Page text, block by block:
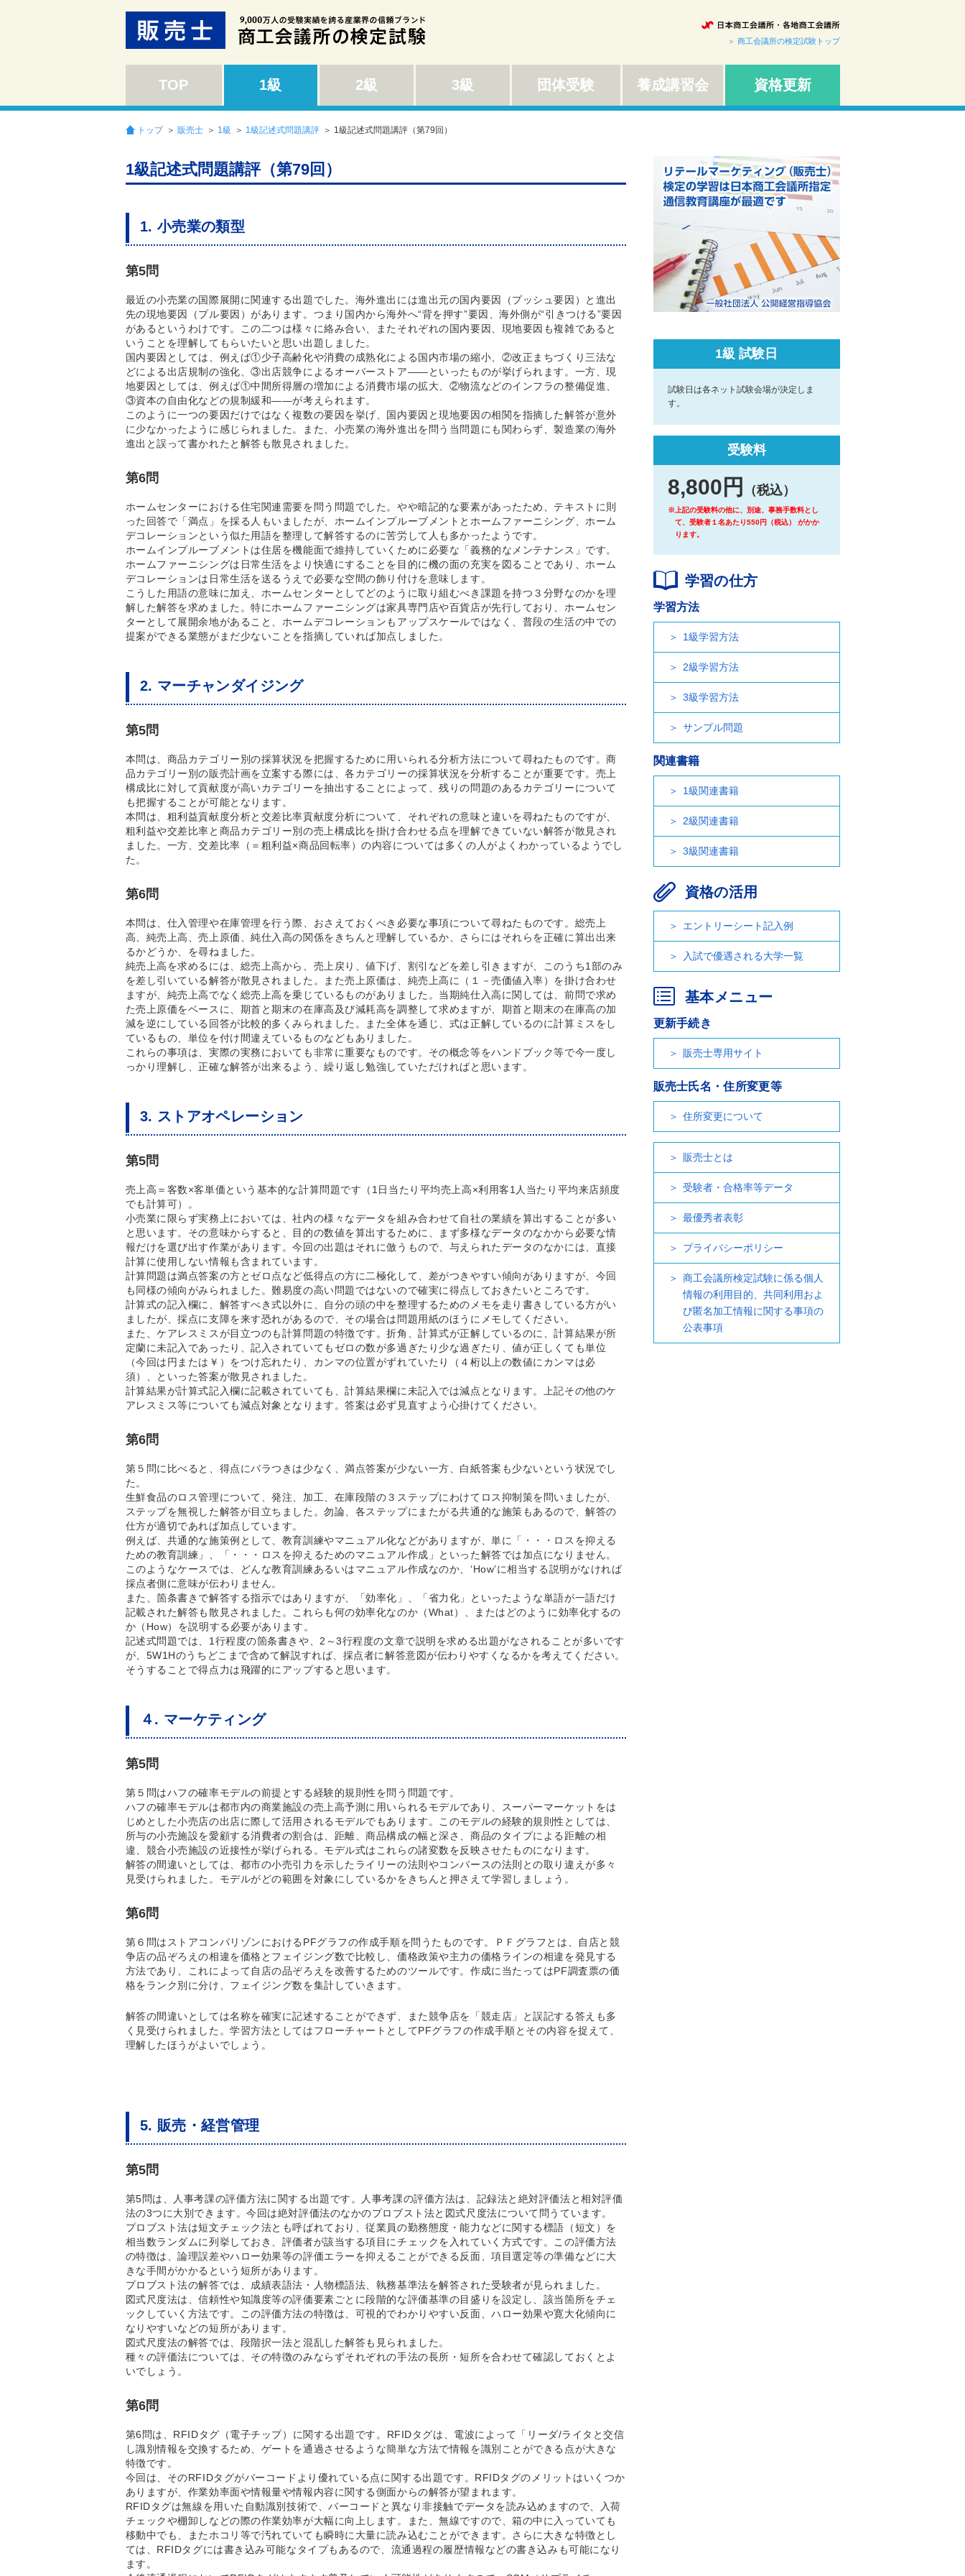
＞ 商工会議所の検定試験トップ
TOP 1級 2級 3級 団体受験 養成講習会 資格更新
トップ ＞ 販売士 ＞ 1級 ＞ 1級記述式問題講評 ＞ 1級記述式問題講評（第79回）
1級記述式問題講評（第79回）
1. 小売業の類型
第5問
最近の小売業の国際展開に関連する出題でした。海外進出には進出元の国内要因（プッシュ要因）と進出
先の現地要因（プル要因）があります。つまり国内から海外へ“背を押す”要因、海外側が“引きつける”要因
があるというわけです。この二つは様々に絡み合い、またそれぞれの国内要因、現地要因も複雑であると
いうことを理解してもらいたいと思い出題しました。
国内要因としては、例えば①少子高齢化や消費の成熟化による国内市場の縮小、②改正まちづくり三法な
どによる出店規制の強化、③出店競争によるオーバーストア――といったものが挙げられます。一方、現
地要因としては、例えば①中間所得層の増加による消費市場の拡大、②物流などのインフラの整備促進、
③資本の自由化などの規制緩和――が考えられます。
このように一つの要因だけではなく複数の要因を挙げ、国内要因と現地要因の相関を指摘した解答が意外
に少なかったように感じられました。また、小売業の海外進出を問う当問題にも関わらず、製造業の海外
進出と誤って書かれたと解答も散見されました。
第6問
ホームセンターにおける住宅関連需要を問う問題でした。やや暗記的な要素があったため、テキストに則
った回答で「満点」を採る人もいましたが、ホームインプルーブメントとホームファーニシング、ホーム
デコレーションという似た用語を整理して解答するのに苦労して人も多かったようです。
ホームインプルーブメントは住居を機能面で維持していくために必要な「義務的なメンテナンス」です。
ホームファーニシングは日常生活をより快適にすることを目的に機の面の充実を図ることであり、ホーム
デコレーションは日常生活を送るうえで必要な空間の飾り付けを意味します。
こうした用語の意味に加え、ホームセンターとしてどのように取り組むべき課題を持つ３分野なのかを理
解した解答を求めました。特にホームファーニシングは家具専門店や百貨店が先行しており、ホームセン
ターとして展開余地があること、ホームデコレーションもアップスケールではなく、普段の生活の中での
提案ができる業態がまだ少ないことを指摘していれば加点しました。
2. マーチャンダイジング
第5問
本問は、商品カテゴリー別の採算状況を把握するために用いられる分析方法について尋ねたものです。商
品カテゴリー別の販売計画を立案する際には、各カテゴリーの採算状況を分析することが重要です。売上
構成比に対して貢献度が高いカテゴリーを抽出することによって、残りの問題のあるカテゴリーについて
も把握することが可能となります。
本問は、粗利益貢献度分析と交差比率貢献度分析について、それぞれの意味と違いを尋ねたものですが、
粗利益や交差比率と商品カテゴリー別の売上構成比を掛け合わせる点を理解できていない解答が散見され
ました。一方、交差比率（＝粗利益×商品回転率）の内容については多くの人がよくわかっているようでし
た。
第6問
本問は、仕入管理や在庫管理を行う際、おさえておくべき必要な事項について尋ねたものです。総売上
高、純売上高、売上原価、純仕入高の関係をきちんと理解しているか、さらにはそれらを正確に算出出来
るかどうか、を尋ねました。
純売上高を求めるには、総売上高から、売上戻り、値下げ、割引などを差し引きますが、このうち1部のみ
を差し引いている解答が散見されました。また売上原価は、純売上高に（１－売価値入率）を掛け合わせ
ますが、純売上高でなく総売上高を乗じているものがありました。当期純仕入高に関しては、前問で求め
た売上原価をベースに、期首と期末の在庫高及び減耗高を調整して求めますが、期首と期末の在庫高の加
減を逆にしている回答が比較的多くみられました。また全体を通じ、式は正解しているのに計算ミスをし
ているもの、単位を付け間違えているものなどもありました。
これらの事項は、実際の実務においても非常に重要なものです。その概念等をハンドブック等で今一度し
っかり理解し、正確な解答が出来るよう、繰り返し勉強していただければと思います。
3. ストアオペレーション
第5問
売上高＝客数×客単価という基本的な計算問題です（1日当たり平均売上高×利用客1人当たり平均来店頻度
でも計算可）。
小売業に限らず実務上においては、社内の様々なデータを組み合わせて自社の業績を算出することが多い
と思います。その意味からすると、目的の数値を算出するために、まず多様なデータのなかから必要な情
報だけを選び出す作業があります。今回の出題はそれに倣うもので、与えられたデータのなかには、直接
計算に使用しない情報も含まれています。
計算問題は満点答案の方とゼロ点など低得点の方に二極化して、差がつきやすい傾向がありますが、今回
も同様の傾向がみられました。難易度の高い問題ではないので確実に得点しておきたいところです。
計算式の記入欄に、解答すべき式以外に、自分の頭の中を整理するためのメモを走り書きしている方がい
ましたが、採点に支障を来す恐れがあるので、その場合は問題用紙のほうにメモしてください。
また、ケアレスミスが目立つのも計算問題の特徴です。折角、計算式が正解しているのに、計算結果が所
定蘭に未記入であったり、記入されていてもゼロの数が多過ぎたり少な過ぎたり、値が正しくても単位
（今回は円または￥）をつけ忘れたり、カンマの位置がずれていたり（４桁以上の数値にカンマは必
須）、といった答案が散見されました。
計算結果が計算式記入欄に記載されていても、計算結果欄に未記入では減点となります。上記その他のケ
アレスミス等についても減点対象となります。答案は必ず見直すよう心掛けてください。
第6問
第５問に比べると、得点にバラつきは少なく、満点答案が少ない一方、白紙答案も少ないという状況でし
た。
生鮮食品のロス管理について、発注、加工、在庫段階の３ステップにわけてロス抑制策を問いましたが、
ステップを無視した解答が目立ちました。勿論、各ステップにまたがる共通的な施策もあるので、解答の
仕方が適切であれば加点しています。
例えば、共通的な施策例として、教育訓練やマニュアル化などがありますが、単に「・・・ロスを抑える
ための教育訓練」、「・・・ロスを抑えるためのマニュアル作成」といった解答では加点になりません。
このようなケースでは、どんな教育訓練あるいはマニュアル作成なのか、‘How’に相当する説明がなければ
採点者側に意味が伝わりません。
また、箇条書きで解答する指示ではありますが、「効率化」、「省力化」といったような単語が一語だけ
記載された解答も散見されました。これらも何の効率化なのか（What）、またはどのように効率化するの
か（How）を説明する必要があります。
記述式問題では、1行程度の箇条書きや、2～3行程度の文章で説明を求める出題がなされることが多いです
が、5W1Hのうちどこまで含めて解説すれば、採点者に解答意図が伝わりやすくなるかを考えてください。
そうすることで得点力は飛躍的にアップすると思います。
４. マーケティング
第5問
第５問はハフの確率モデルの前提とする経験的規則性を問う問題です。
ハフの確率モデルは都市内の商業施設の売上高予測に用いられるモデルであり、スーパーマーケットをは
じめとした小売店の出店に際して活用されるモデルでもあります。このモデルの経験的規則性としては、
所与の小売施設を愛顧する消費者の割合は、距離、商品構成の幅と深さ、商品のタイプによる距離の相
違、競合小売施設の近接性が挙げられる。モデル式はこれらの諸変数を反映させたものになります。
解答の間違いとしては、都市の小売引力を示したライリーの法則やコンバースの法則との取り違えが多々
見受けられました。モデルがどの範囲を対象にしているかをきちんと押さえて学習しましょう。
第6問
第６問はストアコンパリゾンにおけるPFグラフの作成手順を問うたものです。ＰＦグラフとは、自店と競
争店の品ぞろえの相違を価格とフェイジング数で比較し、価格政策や主力の価格ラインの相違を発見する
方法であり、これによって自店の品ぞろえを改善するためのツールです。作成に当たってはPF調査票の価
格をランク別に分け、フェイジング数を集計していきます。
解答の間違いとしては名称を確実に記述することができず、また競争店を「競走店」と誤記する答えも多
く見受けられました。学習方法としてはフローチャートとしてPFグラフの作成手順とその内容を捉えて、
理解したほうがよいでしょう。
5. 販売・経営管理
第5問
第5問は、人事考課の評価方法に関する出題です。人事考課の評価方法は、記録法と絶対評価法と相対評価
法の3つに大別できます。今回は絶対評価法のなかのプロブスト法と図式尺度法について問うています。
プロブスト法は短文チェック法とも呼ばれており、従業員の勤務態度・能力などに関する標語（短文）を
相当数ランダムに列挙しておき、評価者が該当する項目にチェックを入れていく方式です。この評価方法
の特徴は、論理誤差やハロー効果等の評価エラーを抑えることができる反面、項目選定等の準備などに大
きな手間がかかるという短所があります。
プロブスト法の解答では、成績表語法・人物標語法、執務基準法を解答された受験者が見られました。
図式尺度法は、信頼性や知識度等の評価要素ごとに段階的な評価基準の目盛りを設定し、該当箇所をチェ
ックしていく方法です。この評価方法の特徴は、可視的でわかりやすい反面、ハロー効果や寛大化傾向に
なりやすいなどの短所があります。
図式尺度法の解答では、段階択一法と混乱した解答も見られました。
種々の評価法については、その特徴のみならずそれぞれの手法の長所・短所を合わせて確認しておくとよ
いでしょう。
第6問
第6問は、RFIDタグ（電子チップ）に関する出題です。RFIDタグは、電波によって「リーダ/ライタと交信
し識別情報を交換するため、ゲートを通過させるような簡単な方法で情報を識別ことができる点が大きな
特徴です。
今回は、そのRFIDタグがバーコードより優れている点に関する出題です。RFIDタグのメリットはいくつか
ありますが、作業効率面や情報量や情報内容に関する側面からの解答が望まれます。
RFIDタグは無線を用いた自動識別技術で、バーコードと異なり非接触でデータを読み込めますので、入荷
チェックや棚卸しなどの際の作業効率が大幅に向上します。また、無線ですので、箱の中に入っていても
移動中でも、またホコリ等で汚れていても瞬時に大量に読み込むことができます。さらに大きな特徴とし
ては、RFIDタグには書き込み可能なタイプもあるので、流通過程の履歴情報などの書き込みも可能になり
ます。
1級 試験日
試験日は各ネット試験会場が決定しま
す。
受験料
8,800円 （税込）
※上記の受験料の他に、別途、事務手数料とし
て、受験者１名あたり550円（税込） がかか
ります。
学習の仕方
学習方法
1級学習方法
2級学習方法
3級学習方法
サンプル問題
関連書籍
1級関連書籍
2級関連書籍
3級関連書籍
資格の活用
エントリーシート記入例
入試で優遇される大学一覧
基本メニュー
更新手続き
販売士専用サイト
販売士氏名・住所変更等
住所変更について
販売士とは
受験者・合格率等データ
最優秀者表彰
プライバシーポリシー
商工会議所検定試験に係る個人
情報の利用目的、共同利用およ
び匿名加工情報に関する事項の
公表事項